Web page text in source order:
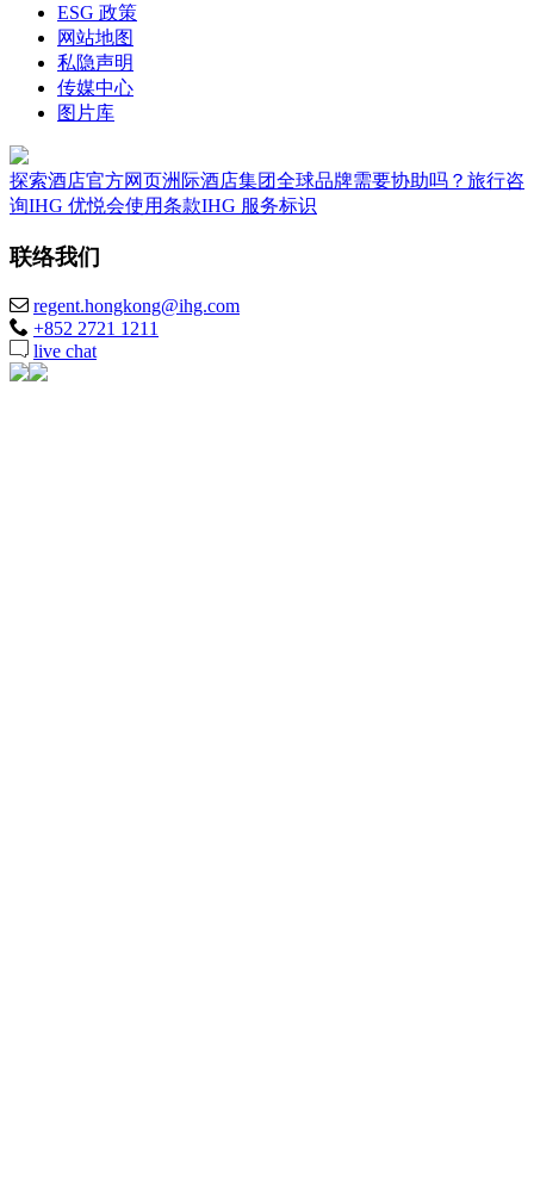
ESG 政策
网站地图
私隐声明
传媒中心
图片库
探索酒店官方网页洲际酒店集团全球品牌需要协助吗？ 旅行咨
询IHG 优悦会使用条款IHG 服务标识
联络我们
regent.hongkong@ihg.com
+852 2721 1211
live chat